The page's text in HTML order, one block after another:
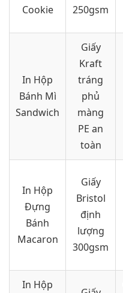
Cookie
250gsm
In Hộp
Bánh Mì
Sandwich
Giấy
Kraft
tráng
phủ
màng
PE an
toàn
In Hộp
Đựng
Bánh
Macaron
Giấy
Bristol
định
lượng
300gsm
In Hộp